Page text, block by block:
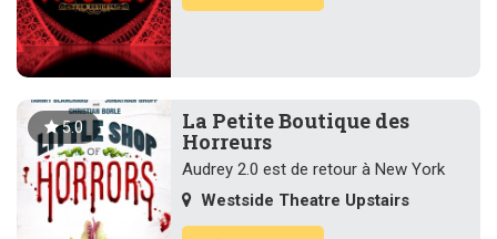
5.0 La Petite Boutique des
Horreurs
Audrey 2.0 est de retour à New York
Westside Theatre Upstairs